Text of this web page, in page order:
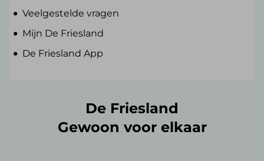
Veelgestelde vragen
Mijn De Friesland
De Friesland App
De Friesland
Gewoon voor elkaar